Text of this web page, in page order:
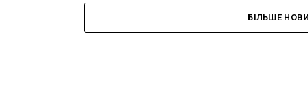
БІЛЬШЕ